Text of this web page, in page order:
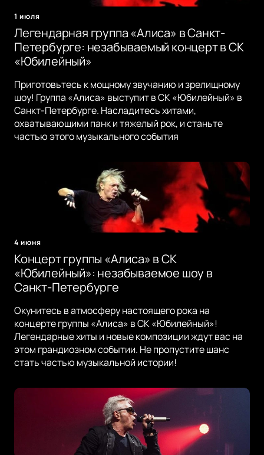
1 июля
Легендарная группа «Алиса» в Санкт-
Петербурге: незабываемый концерт в СК
«Юбилейный»
Приготовьтесь к мощному звучанию и зрелищному
шоу! Группа «Алиса» выступит в СК «Юбилейный» в
Санкт-Петербурге. Насладитесь хитами,
охватывающими панк и тяжелый рок, и станьте
частью этого музыкального события
4 июня
Концерт группы «Алиса» в СК
«Юбилейный»: незабываемое шоу в
Санкт-Петербурге
Окунитесь в атмосферу настоящего рока на
концерте группы «Алиса» в СК «Юбилейный»!
Легендарные хиты и новые композиции ждут вас на
этом грандиозном событии. Не пропустите шанс
стать частью музыкальной истории!